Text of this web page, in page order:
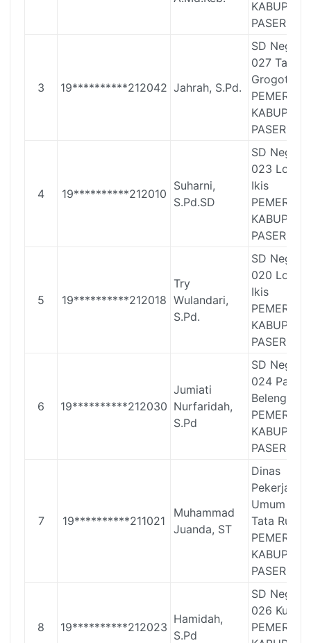
PASER
3 19**********212042 Jahrah, S.Pd.
SD Negeri
027 Tanah
Grogot
PASER
4 19**********212010
Suharni,
S.Pd.SD
SD Negeri
023 Long
Ikis
PASER
5 19**********212018
Try
Wulandari,
S.Pd.
SD Negeri
020 Long
Ikis
PASER
6 19**********212030
Jumiati
Nurfaridah,
S.Pd
SD Negeri
024 Pasir
PASER
7 19**********211021
Muhammad
Juanda, ST
Dinas
Pekerjaan
Umum Dan
Tata Ruang
PASER
8 19**********212023
Hamidah,
S.Pd
SD Negeri
026 Kuaro